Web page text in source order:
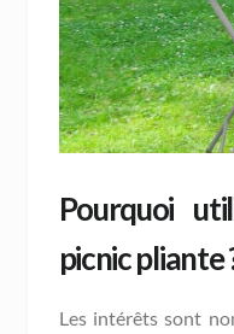
Pourquoi
picnic pliante
Les intérêts sont